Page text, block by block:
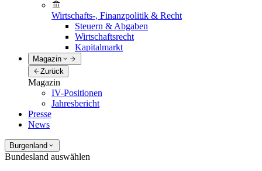
Wirtschafts-, Finanzpolitik & Recht
Steuern & Abgaben
Wirtschaftsrecht
Kapitalmarkt
Magazin
Zurück
Magazin
IV-Positionen
Jahresbericht
Presse
News
Burgenland
Bundesland auswählen